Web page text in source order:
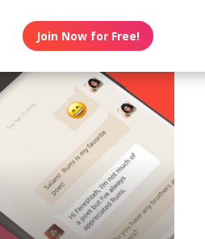
Join Now for Free!